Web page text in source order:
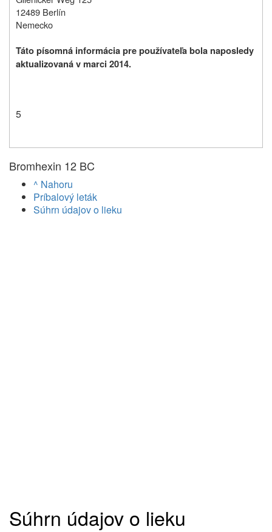
12489 Berlín
Nemecko
Táto písomná informácia pre používateľa bola naposledy
aktualizovaná v marci 2014.
5
Bromhexin 12 BC
^ Nahoru
Príbalový leták
Súhrn údajov o lieku
Súhrn údajov o lieku